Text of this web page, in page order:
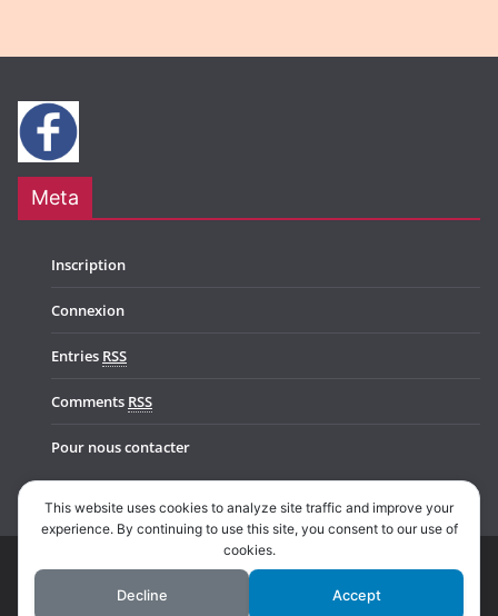
Meta
Inscription
Connexion
Entries RSS
Comments RSS
Pour nous contacter
Copyright © 2026Music In Belgium. All rights reserved.
ColorMag Pro by ThemeGrill. Powered by
This website uses cookies to analyze site traffic and improve your
experience. By continuing to use this site, you consent to our use of
cookies.
Decline Accept